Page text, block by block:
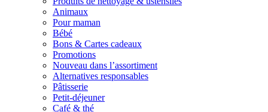
Animaux
Pour maman
Bébé
Bons & Cartes cadeaux
Promotions
Nouveau dans l’assortiment
Alternatives responsables
Pâtisserie
Petit-déjeuner
Café & thé